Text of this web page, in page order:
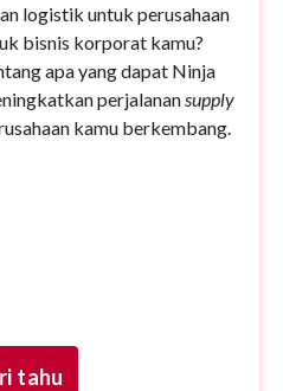
logistik untuk perusahaan
bisnis korporat kamu?
apa yang dapat Ninja
perjalanansupply
kamu berkembang.
tahu